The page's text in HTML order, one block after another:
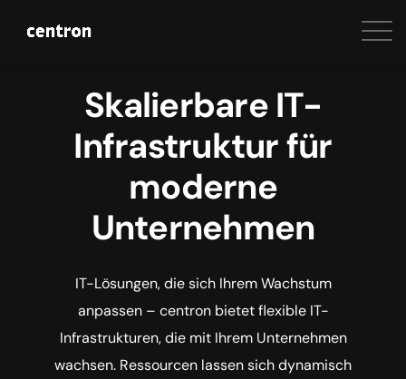
Skalierbare IT-
Infrastruktur für
moderne
Unternehmen
IT-Lösungen, die sich Ihrem Wachstum
anpassen – centron bietet flexible IT-
Infrastrukturen, die mit Ihrem Unternehmen
wachsen. Ressourcen lassen sich dynamisch